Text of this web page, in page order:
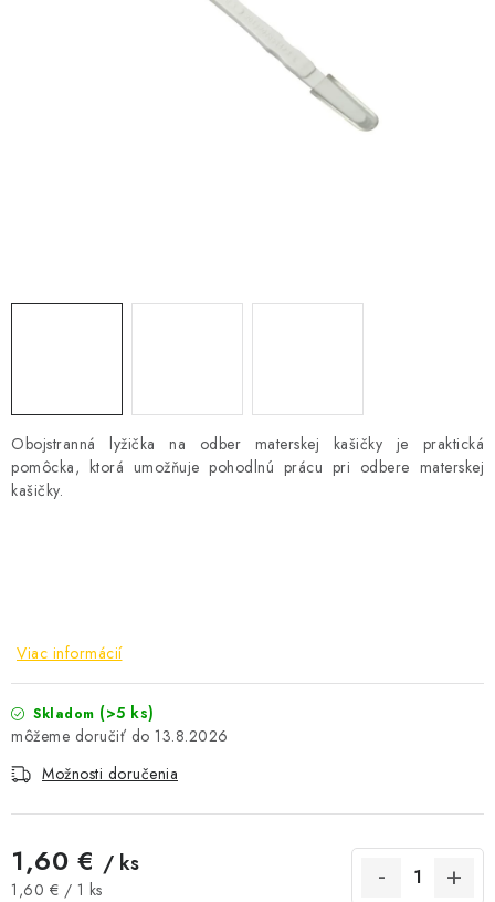
DOPLNKY KU VČELÍM PRODUKTOM
NOVINKY
Kontakty
Doprava a platba
Ochrana osobných údajov
Vrátenie tovaru, výmena a reklamácie
Obojstranná lyžička na odber materskej kašičky je praktická
pomôcka, ktorá umožňuje pohodlnú prácu pri odbere materskej
kašičky.
Viac informácií
Skladom (>5 ks)
13.8.2026
Možnosti doručenia
1,60 € / ks
Jednotková cena:
1,60 € / 1 ks